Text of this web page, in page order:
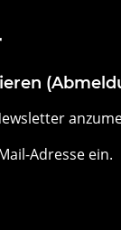
Adresse ein.